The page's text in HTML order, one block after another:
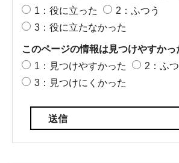
1：役に立った
2：ふつう
3：役に立たなかった
このページの情報は見つけやすかっ
1：見つけやすかった
2：ふつ
3：見つけにくかった